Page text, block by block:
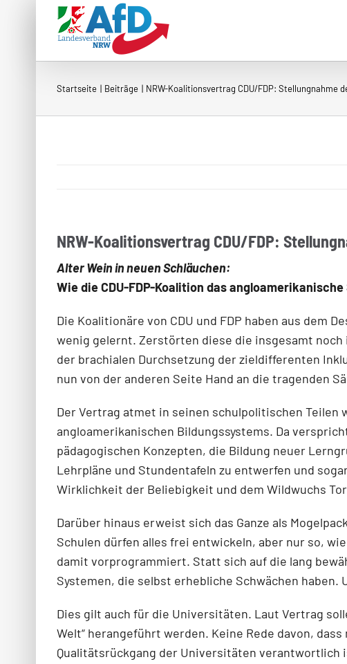
Startseite Beiträge NRW-Koalitionsvertrag CDU/FDP: Stellungnahme
NRW-Koalitionsvertrag CDU/FDP:
Alter Wein in neuen Schläuchen:
Wie die CDU-FDP-Koalition das
Die Koalitionäre von CDU und FDP haben aus dem
wenig gelernt. Zerstörten diese die insgesamt
der brachialen Durchsetzung der zieldifferenten
nun von der anderen Seite Hand an die tragenden
Der Vertrag atmet in seinen schulpolitischen Teilen
angloamerikanischen Bildungssystems. Da
pädagogischen Konzepten, die Bildung neuer
Lehrpläne und Stundentafeln zu entwerfen und
Wirklichkeit der Beliebigkeit und dem Wildwuchs
Darüber hinaus erweist sich das Ganze als
Schulen dürfen alles frei entwickeln, aber nur so,
damit vorprogrammiert. Statt sich auf die lang
Systemen, die selbst erhebliche Schwächen
Dies gilt auch für die Universitäten. Laut Vertrag
Welt“ herangeführt werden. Keine Rede davon,
Qualitätsrückgang der Universitäten